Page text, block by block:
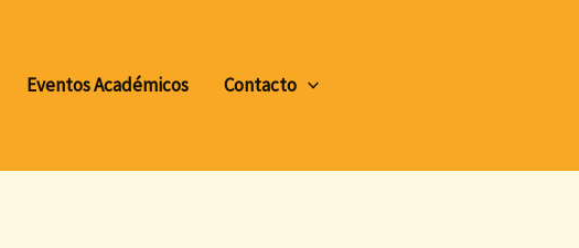
Eventos Académicos Contacto